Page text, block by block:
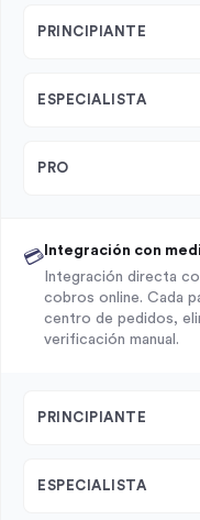
PRINCIPIANTE
ESPECIALISTA
PRO
💳 Integración con
Integración directa
cobros online. Cada
centro de pedidos,
verificación manual.
PRINCIPIANTE
ESPECIALISTA